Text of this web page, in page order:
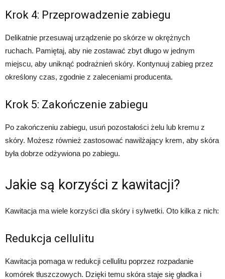
Krok 4: Przeprowadzenie zabiegu
Delikatnie przesuwaj urządzenie po skórze w okrężnych
ruchach. Pamiętaj, aby nie zostawać zbyt długo w jednym
miejscu, aby uniknąć podrażnień skóry. Kontynuuj zabieg przez
określony czas, zgodnie z zaleceniami producenta.
Krok 5: Zakończenie zabiegu
Po zakończeniu zabiegu, usuń pozostałości żelu lub kremu z
skóry. Możesz również zastosować nawilżający krem, aby skóra
była dobrze odżywiona po zabiegu.
Jakie są korzyści z kawitacji?
Kawitacja ma wiele korzyści dla skóry i sylwetki. Oto kilka z nich:
Redukcja cellulitu
Kawitacja pomaga w redukcji cellulitu poprzez rozpadanie
komórek tłuszczowych. Dzięki temu skóra staje się gładka i